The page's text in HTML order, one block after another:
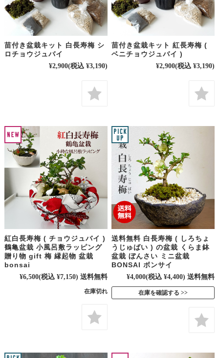
苗付き盆栽キット 白長寿梅 シ
ロチョウジュバイ
¥2,900(税込 ¥3,190)
苗付き盆栽キット 紅長寿梅 (
ベニチョウジュバイ )
¥2,900(税込 ¥3,190)
紅白長寿梅 ( チョウジュバイ )
鶴亀盆栽 小風呂敷ラッピング
贈り物 gift 梅 縁起物 盆栽
bonsai
¥6,500(税込 ¥7,150) 送料無料
在庫切れ
送料無料 白長寿梅 ( しろちょ
うじゅばい ) の盆栽 くらま鉢
盆栽 ぼんさい ミニ盆栽
BONSAI ボンサイ
¥4,000(税込 ¥4,400) 送料無料
在庫を確認する